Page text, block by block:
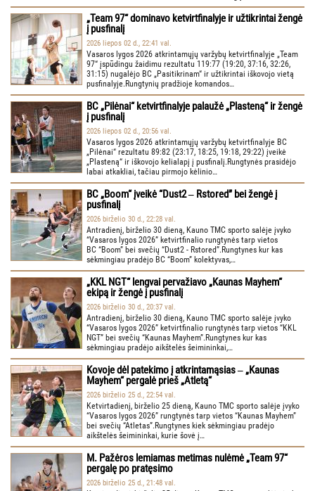
„Team 97“ dominavo ketvirtfinalyje ir užtikrintai žengė
į pusfinalį
2026 liepos 02 d., 22:41 val.
Vasaros lygos 2026 atkrintamųjų varžybų ketvirtfinalyje „Team
97“ įspūdingu žaidimu rezultatu 119:77 (19:20, 37:16, 32:26,
31:15) nugalėjo BC „Pasitikrinam“ ir užtikrintai iškovojo vietą
pusfinalyje.Rungtynių pradžioje komandos…
BC „Pilėnai“ ketvirtfinalyje palaužė „Plasteną“ ir žengė
į pusfinalį
2026 liepos 02 d., 20:56 val.
Vasaros lygos 2026 atkrintamųjų varžybų ketvirtfinalyje BC
„Pilėnai“ rezultatu 89:82 (23:17, 18:25, 19:18, 29:22) įveikė
„Plasteną“ ir iškovojo kelialapį į pusfinalį.Rungtynės prasidėjo
labai atkakliai, tačiau pirmojo kėlinio…
BC „Boom“ įveikė “Dust2 ‒ Rstored” bei žengė į
pusfinalį
2026 birželio 30 d., 22:28 val.
Antradienį, birželio 30 dieną, Kauno TMC sporto salėje įvyko
“Vasaros lygos 2026” ketvirtfinalio rungtynės tarp vietos
BC “Boom” bei svečių “Dust2 - Rstored”.Rungtynes kur kas
sėkmingiau pradėjo BC “Boom” kolektyvas,…
„KKL NGT“ lengvai pervažiavo „Kaunas Mayhem“
ekipą ir žengė į pusfinalį
2026 birželio 30 d., 20:37 val.
Antradienį, birželio 30 dieną, Kauno TMC sporto salėje įvyko
“Vasaros lygos 2026” ketvirtfinalio rungtynės tarp vietos “KKL
NGT” bei svečių “Kaunas Mayhem”.Rungtynes kur kas
sėkmingiau pradėjo aikštelės šeimininkai,…
Kovoje dėl patekimo į atkrintamąsias ‒ „Kaunas
Mayhem“ pergalė prieš „Atletą“
2026 birželio 25 d., 22:54 val.
Ketvirtadienį, birželio 25 dieną, Kauno TMC sporto salėje įvyko
“Vasaros lygos 2026” rungtynės tarp vietos “Kaunas Mayhem”
bei svečių “Atletas”.Rungtynes kiek sėkmingiau pradėjo
aikštelės šeimininkai, kurie šovė į…
M. Pažėros lemiamas metimas nulėmė „Team 97“
pergalę po pratęsimo
2026 birželio 25 d., 21:48 val.